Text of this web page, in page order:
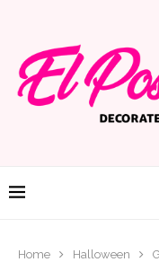
Home Halloween